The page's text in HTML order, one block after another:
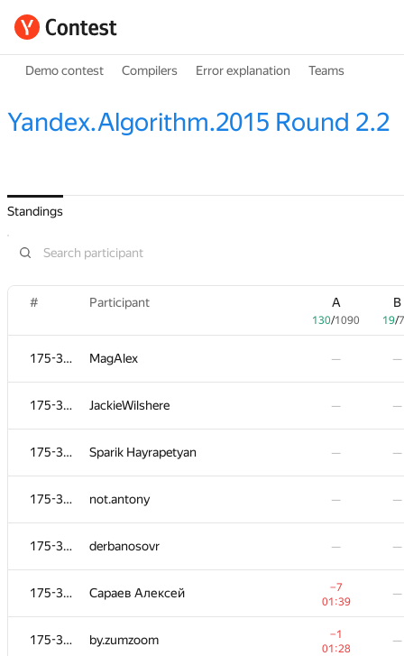
Demo contest Compilers Error explanation Teams
Yandex.Algorithm.2015 Round 2.2
Standings
# Participant A
130/1090
B
19/
175-364 MagAlex — —
175-364 JackieWilshere — —
175-364 Sparik Hayrapetyan — —
175-364 not.antony — —
175-364 derbanosovr — —
175-364 Сараев Алексей
−7
01:39
—
175-364 by.zumzoom
−1
01:28
—